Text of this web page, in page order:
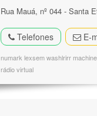
Rua Mauá, nº 044 - Santa
Telefones E-
numark lexsem washlrirr
rádio virtual